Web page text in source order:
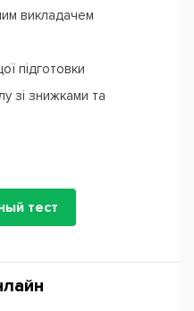
викладачем
підготовки
зі знижками та
тест